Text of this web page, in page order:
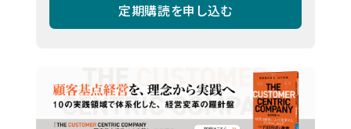
定期購読を申し込む